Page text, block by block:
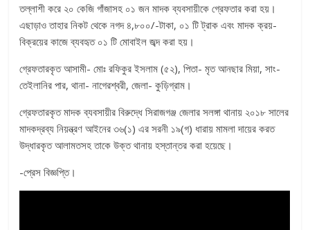
তল্লাশী করে ২০ কেজি গাঁজাসহ ০১ জন মাদক ব্যবসায়ীকে গ্রেফতার করা হয়।
এছাড়াও তাহার নিকট থেকে নগদ ৪,৮০০/-টাকা, ০১ টি ট্রাক এবং মাদক ক্রয়-
বিক্রয়ের কাজে ব্যবহৃত ০১ টি মোবাইল জব্দ করা হয়।
গ্রেফতারকৃত আসামী- মোঃ রফিকুর ইসলাম (৫২), পিতা- মৃত আনছার মিয়া, সাং-
তেইলানির পার, থানা- নাগেরশ্বরী, জেলা- কুড়িগ্রাম।
গ্রেফতারকৃত মাদক ব্যবসায়ীর বিরুদ্ধে সিরাজগঞ্জ জেলার সলঙ্গা থানায় ২০১৮ সালের
মাদকদ্রব্য নিয়ন্ত্রণ আইনের ৩৬(১) এর সরনী ১৯(গ) ধারায় মামলা দায়ের করত
উদ্ধারকৃত আলামতসহ তাকে উক্ত থানায় হস্তান্তর করা হয়েছে।
-প্রেস বিজ্ঞপ্তি।